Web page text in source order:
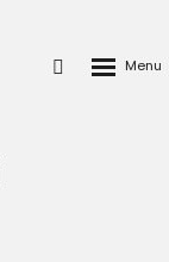
Přihlášení